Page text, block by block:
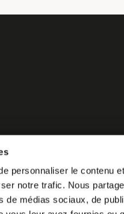
personnaliser le contenu
notre trafic. Nous
de médias sociaux, de
our